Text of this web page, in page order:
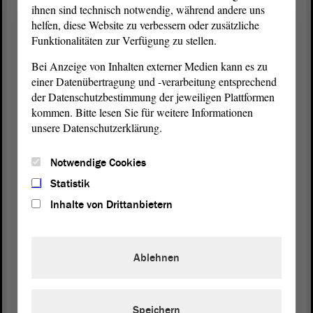
Des Weiteren gibt es den Tourismusverband Elbe-
Börde-Heide, der sich um die touristische
Vermarktung kümmert. IMG und
Tourismusverband Sachsen-Anhalt tun das auch.
Das fördern wir als Land auch. Das heißt, wir
haben dort wie bei allen anderen touristischen
Projekten dieser Art, die auf kommunaler Ebene
umgesetzt werden, nicht einen direkten Einfluss,
Ich kann sagen, sobald alle Unterlagen vorliegen,
die die IB benötigt, wird dieser GRW-
ist ein relativ hoher Beitrag des Landes Sachsen-
ihnen sind technisch notwendig, während andere uns
helfen, diese Website zu verbessern oder zusätzliche
Funktionalitäten zur Verfügung zu stellen.
Bei Anzeige von Inhalten externer Medien kann es zu
einer Datenübertragung und -verarbeitung entsprechend
der Datenschutzbestimmung der jeweiligen Plattformen
kommen. Bitte lesen Sie für weitere Informationen
unsere Datenschutzerklärung.
Notwendige Cookies
Statistik
Inhalte von Drittanbietern
Ablehnen
Speichern